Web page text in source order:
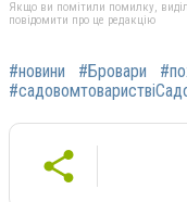
Якщо ви помітили помилку,
повідомити про це редакцію
#новини #Бровари